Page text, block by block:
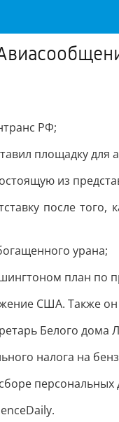
РФ;
площадку для
из
после
урана;
план по
США. Также он
Белого дома
налога на
персональных